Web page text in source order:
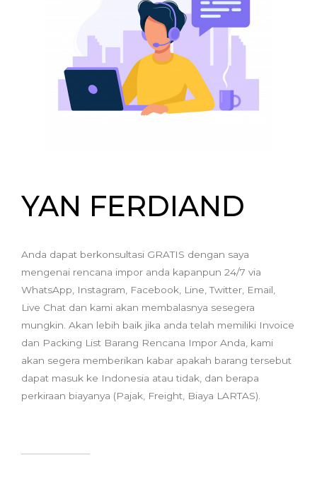
YAN FERDIAND
Anda dapat berkonsultasi GRATIS dengan saya
mengenai rencana impor anda kapanpun 24/7 via
WhatsApp, Instagram, Facebook, Line, Twitter, Email,
Live Chat dan kami akan membalasnya sesegera
mungkin. Akan lebih baik jika anda telah memiliki Invoice
dan Packing List Barang Rencana Impor Anda, kami
akan segera memberikan kabar apakah barang tersebut
dapat masuk ke Indonesia atau tidak, dan berapa
perkiraan biayanya (Pajak, Freight, Biaya LARTAS).